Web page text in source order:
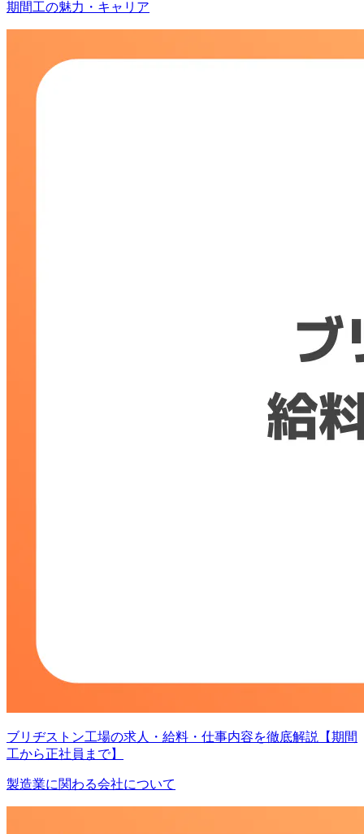
期間工の魅力・キャリア
ブリヂストン工場の求人・給料・仕事内容を徹底解説【期間
工から正社員まで】
製造業に関わる会社について